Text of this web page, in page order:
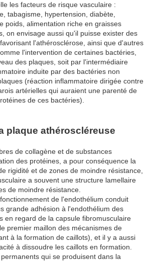
les facteurs de risque vasculaire :
tabagisme, hypertension, diabète,
poids, alimentation riche en graisses
on envisage aussi qu'il puisse exister des
l'athérosclérose, ainsi que d'autres
l'intervention de certaines bactéries,
des plaques, soit par l'intermédiaire
induite par des bactéries non
(réaction inflammatoire dirigée contre
artérielles qui auraient une parenté de
de ces bactéries).
plaque athéroscléreuse
de collagène et de substances
des protéines, a pour conséquence la
rigidité et de zones de moindre résistance,
a souvent une structure lamellaire
de moindre résistance.
de l'endothélium conduit
grande adhésion à l'endothélium des
en regard de la capsule fibromusculaire
premier maillon des mécanismes de
à la formation de caillots), et il y a aussi
à dissoudre les caillots en formation.
qui se produisent dans la